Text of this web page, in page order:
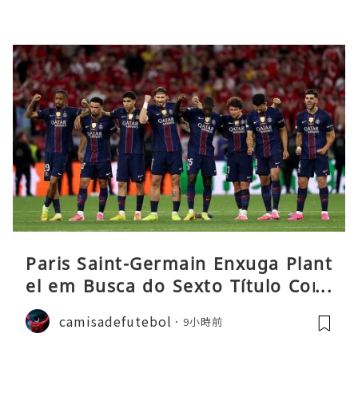
Paris Saint-Germain Enxuga Plant
el em Busca do Sexto Título Cons
ecutivo da Liga
camisadefutebol 9小時前